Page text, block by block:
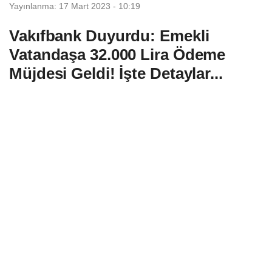
Yayınlanma: 17 Mart 2023 - 10:19
Vakıfbank Duyurdu: Emekli
Vatandaşa 32.000 Lira Ödeme
Müjdesi Geldi! İşte Detaylar...